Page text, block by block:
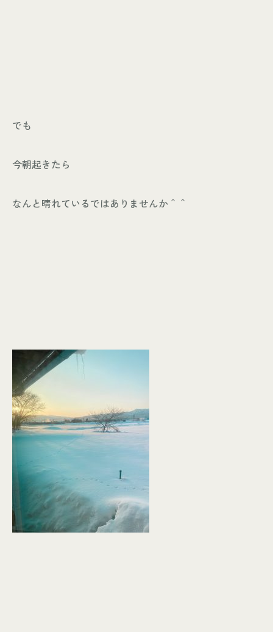
でも
今朝起きたら
なんと晴れているではありませんか＾＾